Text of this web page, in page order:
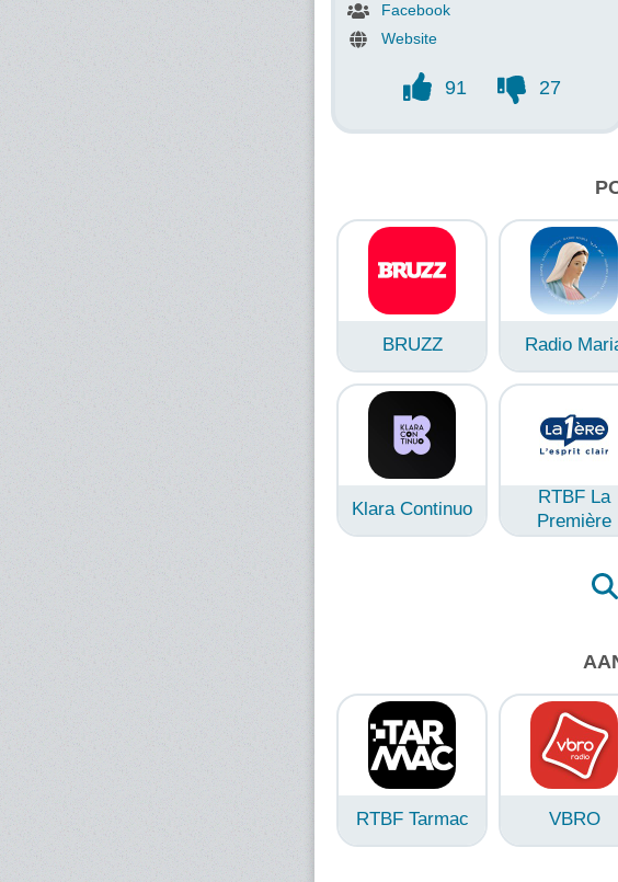
Facebook
Website
91 27
BRUZZ Radio
Klara Continuo
RTBF La
Première
RTBF Tarmac VBRO